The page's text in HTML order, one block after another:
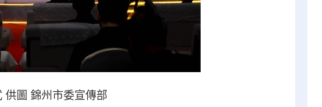
供圖 錦州市委宣傳部